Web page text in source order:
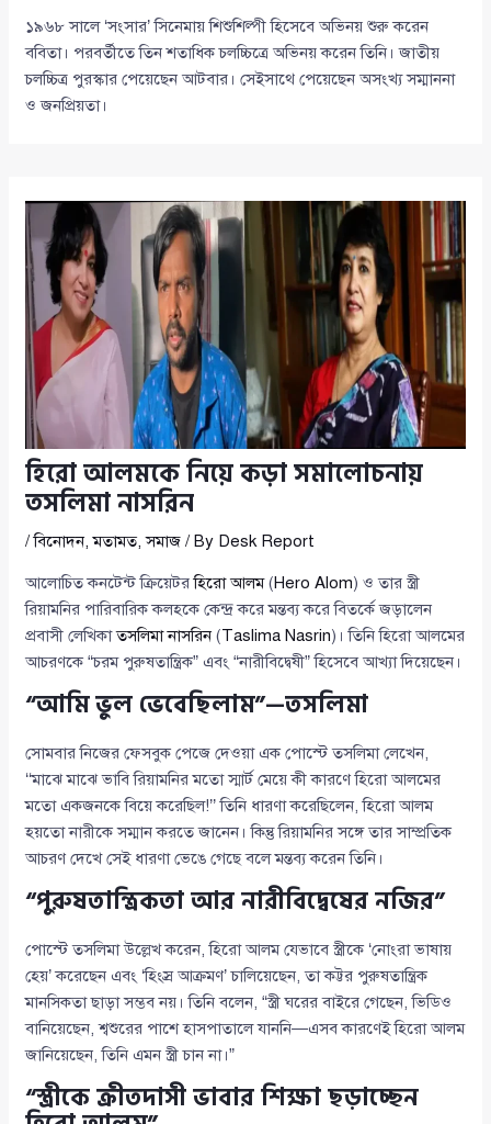
১৯৬৮ সালে ‘সংসার’ সিনেমায় শিশুশিল্পী হিসেবে অভিনয় শুরু করেন
ববিতা। পরবর্তীতে তিন শতাধিক চলচ্চিত্রে অভিনয় করেন তিনি। জাতীয়
চলচ্চিত্র পুরস্কার পেয়েছেন আটবার। সেইসাথে পেয়েছেন অসংখ্য সম্মাননা
ও জনপ্রিয়তা।
হিরো আলমকে নিয়ে কড়া সমালোচনায়
তসলিমা নাসরিন
/বিনোদন,মতামত,সমাজ / By Desk Report
আলোচিত কনটেন্ট ক্রিয়েটরহিরো আলম(Hero Alom) ও তার স্ত্রী
রিয়ামনির পারিবারিক কলহকে কেন্দ্র করে মন্তব্য করে বিতর্কে জড়ালেন
প্রবাসী লেখিকাতসলিমা নাসরিন(Taslima Nasrin)। তিনি হিরো আলমের
আচরণকে “চরম পুরুষতান্ত্রিক” এবং “নারীবিদ্বেষী” হিসেবে আখ্যা দিয়েছেন।
“আমি ভুল ভেবেছিলাম”—তসলিমা
সোমবার নিজের ফেসবুক পেজে দেওয়া এক পোস্টে তসলিমা লেখেন,
‘‘মাঝে মাঝে ভাবি রিয়ামনির মতো স্মার্ট মেয়ে কী কারণে হিরো আলমের
মতো একজনকে বিয়ে করেছিল!’’ তিনি ধারণা করেছিলেন, হিরো আলম
হয়তো নারীকে সম্মান করতে জানেন। কিন্তু রিয়ামনির সঙ্গে তার সাম্প্রতিক
আচরণ দেখে সেই ধারণা ভেঙে গেছে বলে মন্তব্য করেন তিনি।
“পুরুষতান্ত্রিকতা আর নারীবিদ্বেষের নজির”
পোস্টে তসলিমা উল্লেখ করেন, হিরো আলম যেভাবে স্ত্রীকে ‘নোংরা ভাষায়
হেয়’ করেছেন এবং ‘হিংস্র আক্রমণ’ চালিয়েছেন, তা কট্টর পুরুষতান্ত্রিক
মানসিকতা ছাড়া সম্ভব নয়। তিনি বলেন, “স্ত্রী ঘরের বাইরে গেছেন, ভিডিও
বানিয়েছেন, শ্বশুরের পাশে হাসপাতালে যাননি—এসব কারণেই হিরো আলম
জানিয়েছেন, তিনি এমন স্ত্রী চান না।”
“স্ত্রীকে ক্রীতদাসী ভাবার শিক্ষা ছড়াচ্ছেন